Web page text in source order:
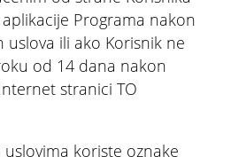
Programa nakon
uslova ili ako Korisnik ne
od 14 dana nakon
stranici TO
koriste oznake